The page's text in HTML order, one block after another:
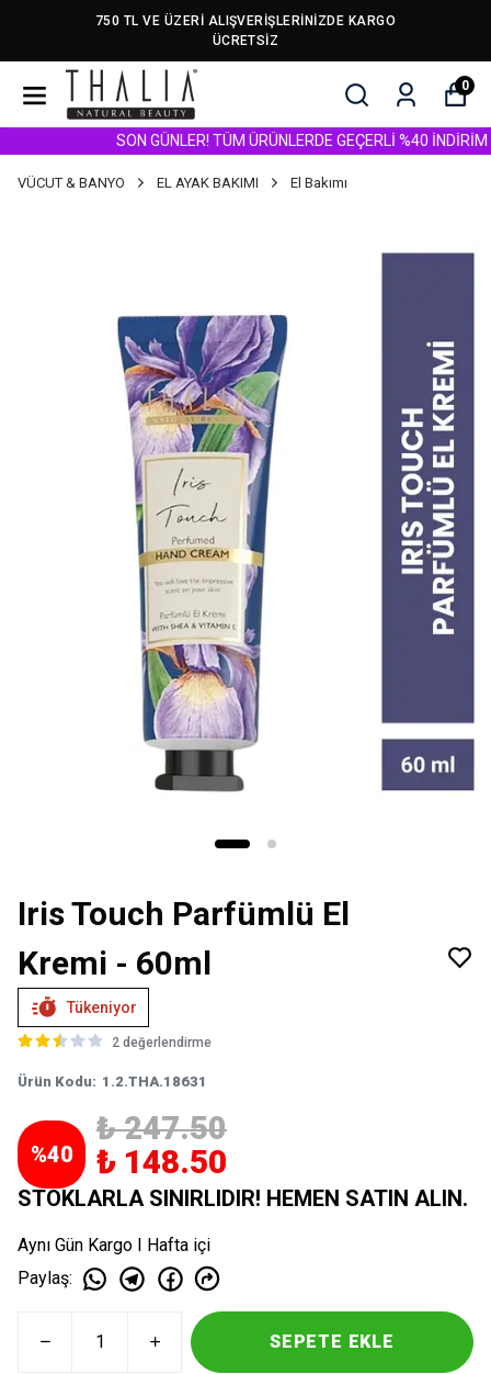
750 TL VE ÜZERİ ALIŞVERİŞLERİNİZDE KARGO
ÜCRETSİZ
0
SON GÜNLER! TÜM ÜRÜNLERDE GEÇERLİ %40 İNDİRİM
VÜCUT & BANYO EL AYAK BAKIMI El Bakımı
Iris Touch Parfümlü El
Kremi - 60ml
Tükeniyor
2 değerlendirme
Ürün Kodu: 1.2.THA.18631
%40
₺ 247.50
₺ 148.50
STOKLARLA SINIRLIDIR! HEMEN SATIN ALIN.
Aynı Gün Kargo I Hafta içi
Paylaş:
SEPETE EKLE